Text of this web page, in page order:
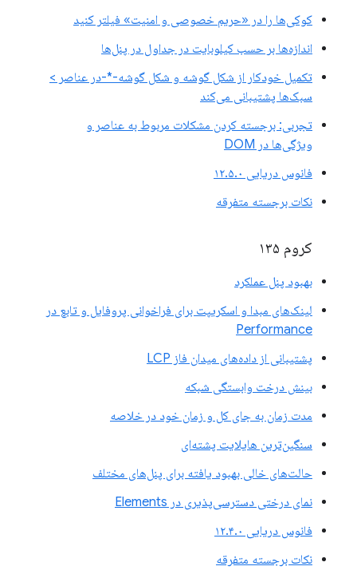
کوکی‌ها را در «حریم خصوصی و امنیت» فیلتر کنید
اندازه‌ها بر حسب کیلوبایت در جداول در پنل‌ها
تکمیل خودکار از شکل گوشه و شکل گوشه-*-در عناصر >
سبک‌ها پشتیبانی می‌کند
تجربی: برجسته کردن مشکلات مربوط به عناصر و
ویژگی‌ها در DOM
فانوس دریایی ۱۲.۵.۰
نکات برجسته متفرقه
کروم ۱۳۵
بهبود پنل عملکرد
لینک‌های مبدا و اسکریپت برای فراخوانی پروفایل و تابع در
Performance
پشتیبانی از داده‌های میدان فاز LCP
بینش درخت وابستگی شبکه
مدت زمان به جای کل و زمان خود در خلاصه
سنگین‌ترین هایلایت پشته‌ای
حالت‌های خالی بهبود یافته برای پنل‌های مختلف
نمای درختی دسترسی‌پذیری در Elements
فانوس دریایی ۱۲.۴.۰
نکات برجسته متفرقه